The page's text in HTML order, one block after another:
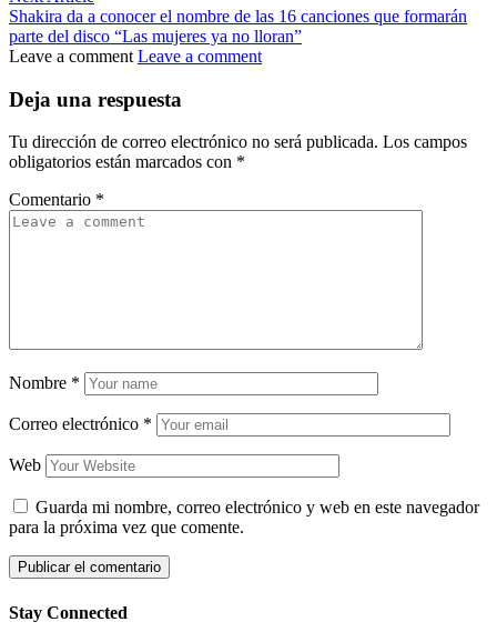
Shakira da a conocer el nombre de las 16 canciones que formarán
parte del disco “Las mujeres ya no lloran”
Leave a comment Leave a comment
Deja una respuesta
Tu dirección de correo electrónico no será publicada. Los campos
obligatorios están marcados con *
Comentario *
Nombre *
Correo electrónico *
Web
Guarda mi nombre, correo electrónico y web en este navegador
para la próxima vez que comente.
Stay Connected